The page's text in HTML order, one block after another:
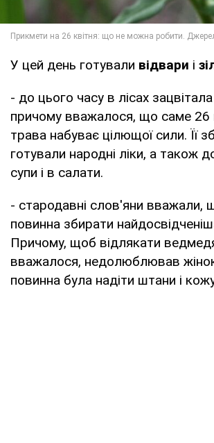
У цей день готували відвари і
- до цього часу в лісах
причому вважалося, що саме 26
трава набуває цілющої сили. Її
готували народні ліки, а також
супи і в салати.
- стародавні слов'яни вважали,
повинна збирати
Причому, щоб відлякати
вважалося, недолюблював
повинна була надіти штани і